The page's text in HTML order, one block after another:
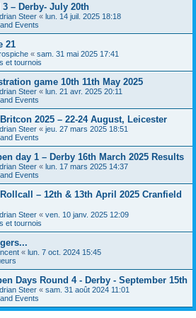
3 – Derby- July 20th
Steer « lun. 14 juil. 2025 18:18
Events
21
« sam. 31 mai 2025 17:41
et tournois
game 10th 11th May 2025
Steer « lun. 21 avr. 2025 20:11
Events
2025 – 22-24 August, Leicester
Steer « jeu. 27 mars 2025 18:51
Events
day 1 – Derby 16th March 2025 Results
Steer « lun. 17 mars 2025 14:37
Events
– 12th & 13th April 2025 Cranfield
Steer « ven. 10 janv. 2025 12:09
et tournois
« lun. 7 oct. 2024 15:45
Days Round 4 - Derby - September 15th
Steer « sam. 31 août 2024 11:01
Events